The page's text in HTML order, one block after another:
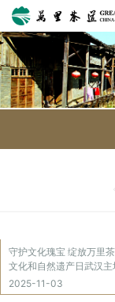
守护文化瑰宝 绽放万里
文化和自然遗产日武汉主
2025-11-03